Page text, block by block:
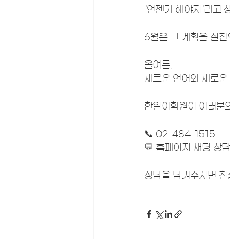
"언젠가 해야지"라고
6월은 그 계획을 실천
올여름,
새로운 언어와 새로운
한일어학원이 여러분
📞 02-484-1515
💬 홈페이지 채팅 상
상담을 남겨주시면